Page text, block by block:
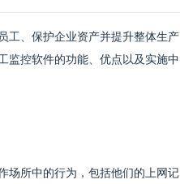
工、保护企业资产并提升整体生产
监控软件的功能、优点以及实施中
场所中的行为，包括他们的上网记